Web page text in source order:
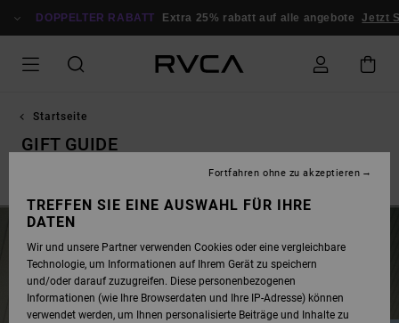
ZUR
DOPPELTER RABATT Extra 25% rabatt auf alle angebote Jetzt
Startseite
GIFT GUIDE
richtig Winterstimmung aufkommen und statte dich und deine
Crew diese Weihnachten mit unseren Produkten für die kalte
Jahreszeit aus.
TREFFEN SIE EINE AUSWAHL FÜR IHRE
DATEN
Wir und unsere Partner verwenden Cookies oder eine vergleichbare
Technologie, um Informationen auf Ihrem Gerät zu speichern
und/oder darauf zuzugreifen. Diese personenbezogenen
Informationen (wie Ihre Browserdaten und Ihre IP-Adresse) können
verwendet werden, um Ihnen personalisierte Beiträge und Inhalte zu
Fortfahren ohne zu akzeptieren